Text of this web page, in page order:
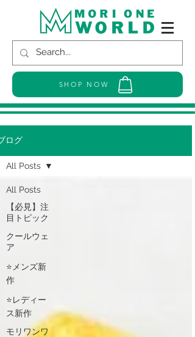
SHOP NOW
ログ
All Posts
【必見】注
目トピック
クールウェ
ア
⭐メンズ新
作
⭐レディー
ス新作
モリワンワ
All Posts